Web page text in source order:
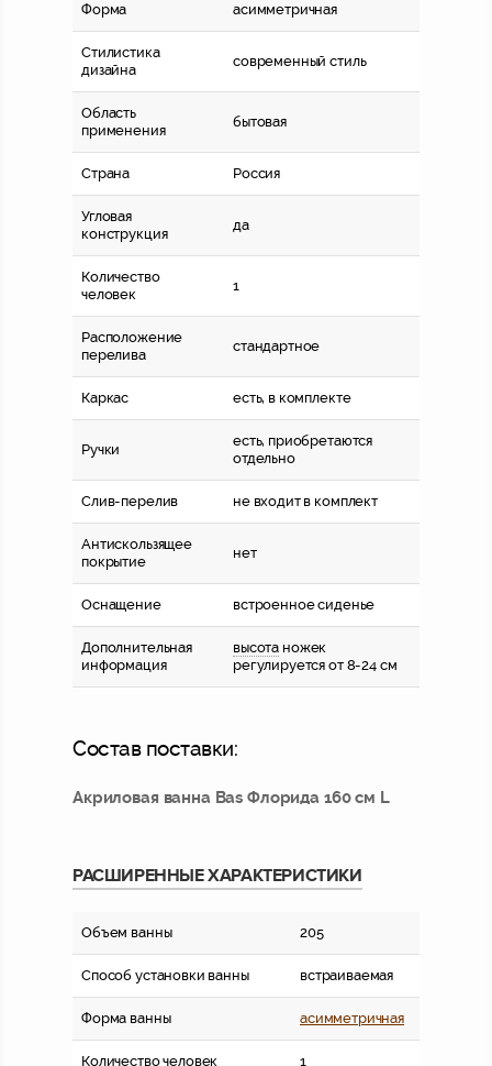
Форма асимметричная
Стилистика
дизайна
современный стиль
Область
применения
бытовая
Страна Россия
Угловая
конструкция
да
Количество
человек
1
Расположение
перелива
стандартное
Каркас есть, в комплекте
Ручки
есть, приобретаются
отдельно
Слив-перелив не входит в комплект
Антискользящее
покрытие
нет
Оснащение встроенное сиденье
Дополнительная
информация
высота ножек
регулируется от 8-24 см
Состав поставки:
Акриловая ванна Bas Флорида 160 см L
РАСШИРЕННЫЕ ХАРАКТЕРИСТИКИ
Объем ванны 205
Способ установки ванны встраиваемая
Форма ванны асимметричная
Количество человек 1